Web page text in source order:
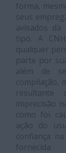
forma,
seus
avisados
tipo. A
qualquer
parte por
além de
compilação,
resultante
imprecisão
como foi
ação do
confiança
fornecida.